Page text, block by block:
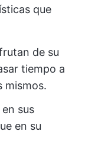
que
de su
tiempo a
mismos.
sus
en su